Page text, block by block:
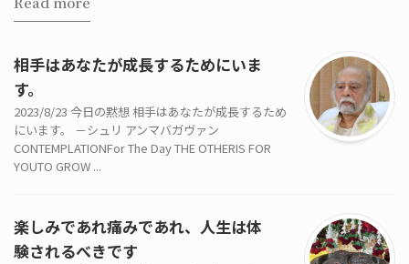
相手はあなたが成長するためにいま
す。
2023/8/23 今日の黙想 相手はあなたが成長するため
にいます。 －シュリ アンマバガヴァン
CONTEMPLATIONFor The Day THE OTHERIS FOR
YOUTO GROW ...
楽しみであれ痛みであれ、人生は体
験されるべきです